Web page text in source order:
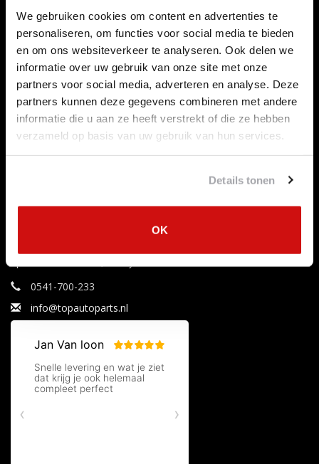
We gebruiken cookies om content en advertenties te
personaliseren, om functies voor social media te bieden
en om ons websiteverkeer te analyseren. Ook delen we
informatie over uw gebruik van onze site met onze
partners voor social media, adverteren en analyse. Deze
partners kunnen deze gegevens combineren met andere
informatie die u aan ze heeft verstrekt of die ze hebben
verzameld op basis van uw gebruik van hun services.
Details tonen
OK
Verzenden & retourneren
Afkoelingsperiode
Garantievoorwaarden
Formulier Herroepingsrecht
Producten
Alle producten
Nieuwe producten
Mijn account
Registreren
Mijn bestellingen
Mijn verlanglijst
0541-700-233
info@topautoparts.nl